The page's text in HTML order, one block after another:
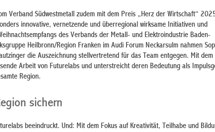
Verband Südwestmetall zudem mit dem Preis „Herz der Wirtschaft“
innovative, vernetzende und überregional wirksame Initiativen und
des Verbands der Metall- und Elektroindustrie Baden-
Heilbronn/Region Franken im Audi Forum Neckarsulm nahmen
die Auszeichnung stellvertretend für das Team entgegen. Mit dem
Arbeit von Futurelabs und unterstreicht deren Bedeutung als
Region.
sichern
beeindruckt. Und: Mit dem Fokus auf Kreativität, Teilhabe und